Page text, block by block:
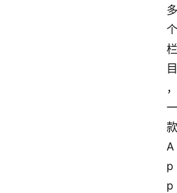
多
个
栏
目
，
一
款
A
p
p